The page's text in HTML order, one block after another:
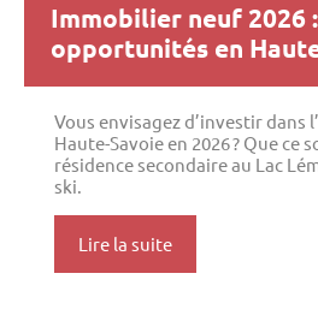
Immobilier neuf 2026
opportunités en
Vous envisagez d’investir dans
Haute-Savoie en 2026 ? Que ce
résidence secondaire au Lac
ski.
Lire la suite